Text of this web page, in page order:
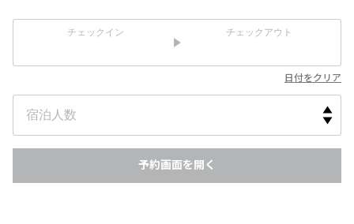
チェックイン チェックアウト
日付をクリア
予約画面を開く